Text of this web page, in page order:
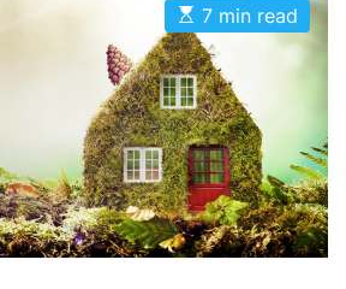
E
s
t
i
m
a
t
e
d
r
e
a
d
t
7 min read